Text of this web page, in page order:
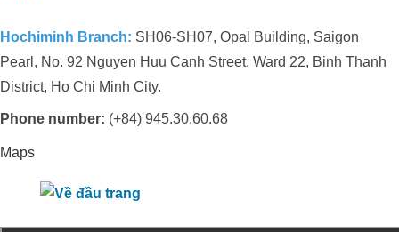
Hochiminh Branch: SH06-SH07, Opal Building, Saigon
Pearl, No. 92 Nguyen Huu Canh Street, Ward 22, Binh Thanh
District, Ho Chi Minh City.
Phone number: (+84) 945.30.60.68
Maps